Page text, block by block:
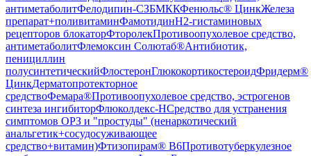
антиметаболитФелодипин-СЗБМККФенюльс® ЦинкЖелеза
препарат+поливитаминФамотидинH2-гистаминовых
рецепторов блокаторФторолекПротивоопухолевое средство,
антиметаболитФлемоксин Солютаб®Антибиотик,
пенициллин
полусинтетическийФлостеронГлюкокортикостероидФридерм®
ЦинкДерматопротекторное
средствоФемара®Противоопухолевое средство, эстрогенов
синтеза ингибиторФлюколдекс-НСредство для устранения
симптомов ОРЗ и "простуды" (ненаркотический
анальгетик+сосудосуживающее
средство+витамин)Фтизопирам® В6Противотуберкулезное